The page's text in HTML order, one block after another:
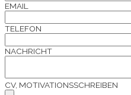
EMAIL
TELEFON
NACHRICHT
CV, MOTIVATIONSSCHREIBEN